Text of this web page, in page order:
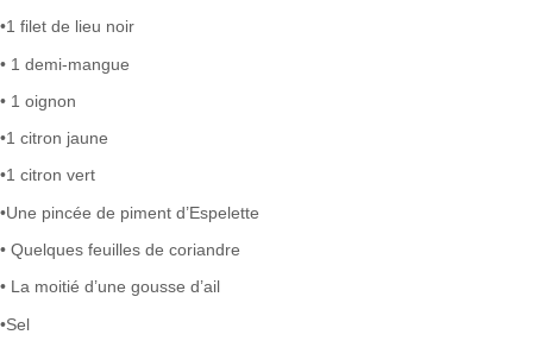
•1 filet de lieu noir
• 1 demi-mangue
• 1 oignon
•1 citron jaune
•1 citron vert
•Une pincée de piment d’Espelette
• Quelques feuilles de coriandre
• La moitié d’une gousse d’ail
•Sel